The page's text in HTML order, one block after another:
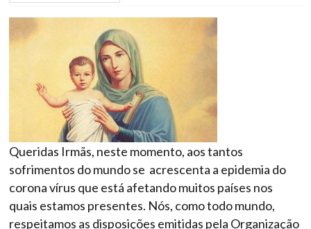
Queridas Irmãs, neste momento, aos tantos
sofrimentos do mundo se acrescenta a epidemia do
corona vírus que está afetando muitos países nos
quais estamos presentes. Nós, como todo mundo,
respeitamos as disposições emitidas pela Organização